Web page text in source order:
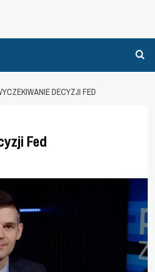
DECYZJI FED
Fed